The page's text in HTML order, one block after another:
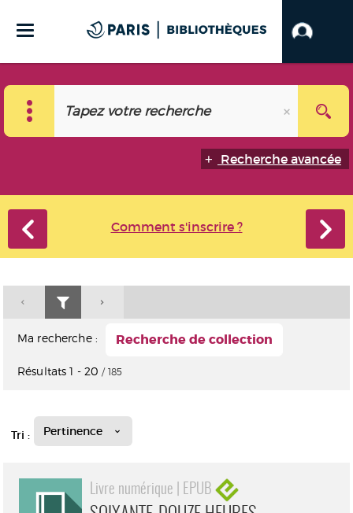
Recherche avancée
Comment s'inscrire ?
Ma recherche : Recherche de collection
Résultats1 - 20 / 185
Tri : Pertinence
Livre numérique | EPUB